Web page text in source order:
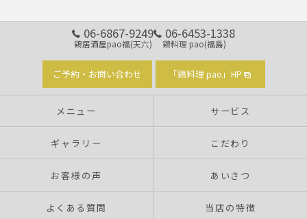
06-6867-9249
鶏居酒屋pao福(天六)
06-6453-1338
鶏料理 pao(福島)
ご予約・お問い合わせ 「鶏料理 pao」HP
メニュー サービス
ギャラリー こだわり
お客様の声 あいさつ
よくある質問 当店の特徴